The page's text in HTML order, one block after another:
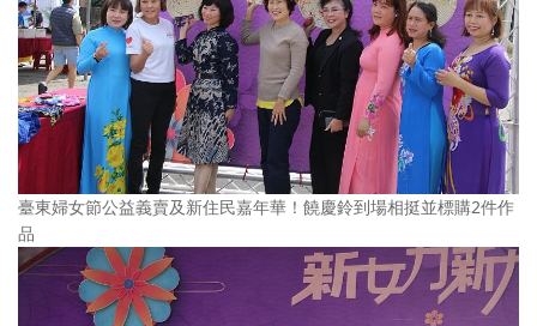
臺東婦女節公益義賣及新住民嘉年華！饒慶鈴到場相挺並標購2件作
品